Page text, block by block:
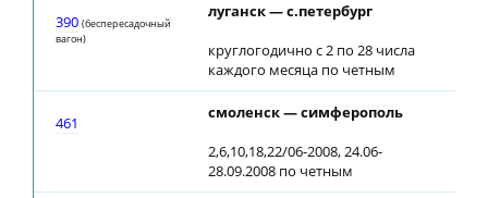
390 (беспересадочный
вагон)
луганск — с.петербург
круглогодично с 2 по 28 числа
каждого месяца по четным
461
смоленск — симферополь
2,6,10,18,22/06-2008, 24.06-
28.09.2008 по четным